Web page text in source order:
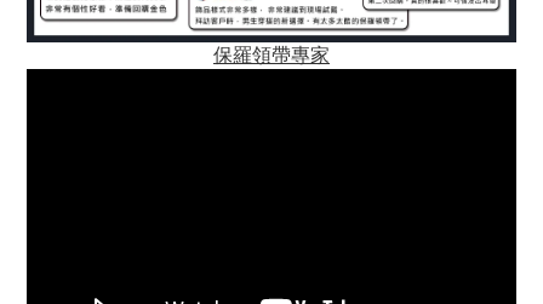
保羅領帶專家